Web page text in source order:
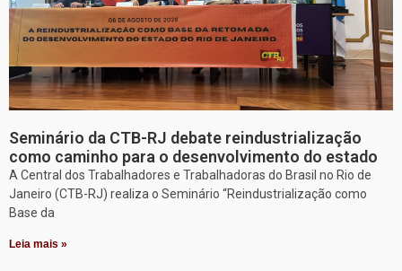
Seminário da CTB-RJ debate reindustrialização
como caminho para o desenvolvimento do estado
A Central dos Trabalhadores e Trabalhadoras do Brasil no Rio de
Janeiro (CTB-RJ) realiza o Seminário “Reindustrialização como
Base da
Leia mais »